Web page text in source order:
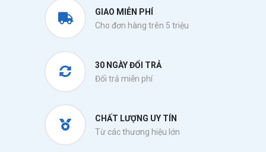
GIAO MIỄN PHÍ
Cho đơn hàng trên 5 triệu
30 NGÀY ĐỔI TRẢ
Đổi trả miễn phí
CHẤT LƯỢNG UY TÍN
Từ các thương hiệu lớn